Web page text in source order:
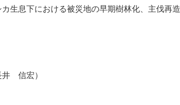
息下における被災地の早期樹林化、主伐再
信宏）